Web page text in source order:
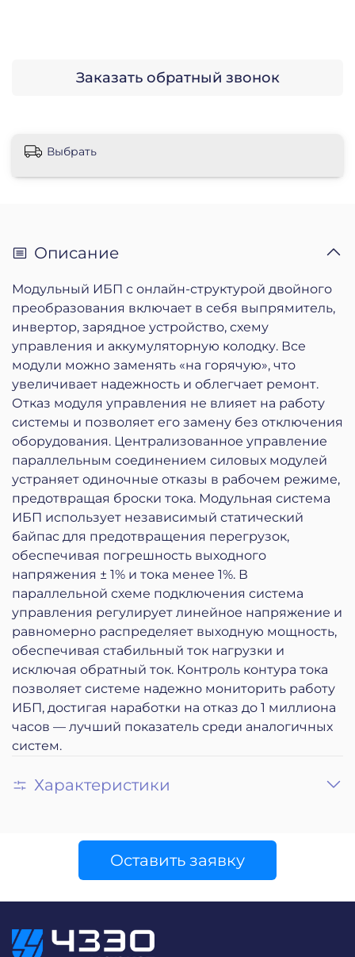
Заказать обратный звонок
Выбрать
Описание
Модульный ИБП с онлайн-структурой двойного
преобразования включает в себя выпрямитель,
инвертор, зарядное устройство, схему
управления и аккумуляторную колодку. Все
модули можно заменять «на горячую», что
увеличивает надежность и облегчает ремонт.
Отказ модуля управления не влияет на работу
системы и позволяет его замену без отключения
оборудования. Централизованное управление
параллельным соединением силовых модулей
устраняет одиночные отказы в рабочем режиме,
предотвращая броски тока. Модульная система
ИБП использует независимый статический
байпас для предотвращения перегрузок,
обеспечивая погрешность выходного
напряжения ± 1% и тока менее 1%. В
параллельной схеме подключения система
управления регулирует линейное напряжение и
равномерно распределяет выходную мощность,
обеспечивая стабильный ток нагрузки и
исключая обратный ток. Контроль контура тока
позволяет системе надежно мониторить работу
ИБП, достигая наработки на отказ до 1 миллиона
часов — лучший показатель среди аналогичных
систем.
Характеристики
Оставить заявку